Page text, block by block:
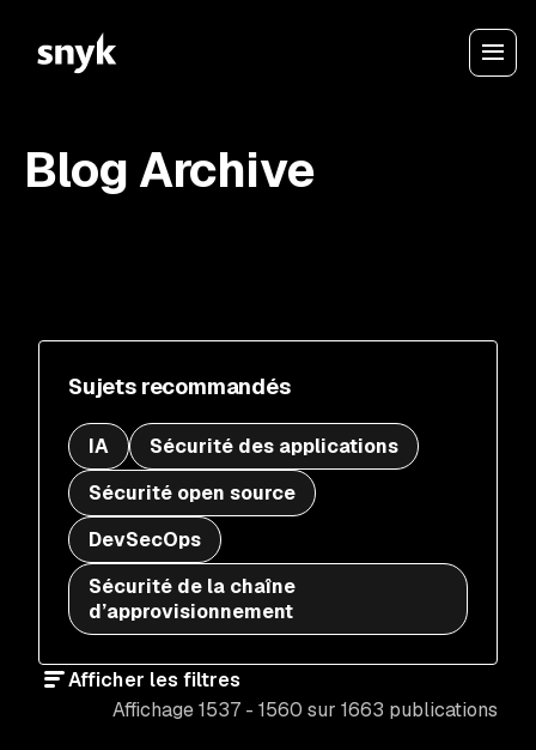
Blog Archive
Sujets recommandés
IA
Sécurité des applications
Sécurité open source
DevSecOps
Sécurité de la chaîne
d’approvisionnement
Afficher les filtres
Affichage 1537 - 1560 sur 1663 publications